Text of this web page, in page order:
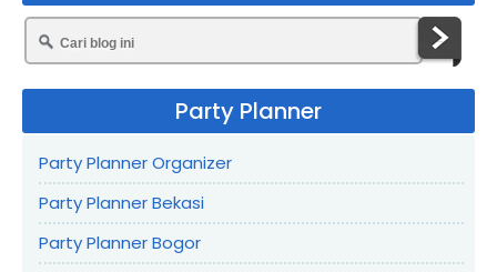
Party Planner
Party Planner Organizer
Party Planner Bekasi
Party Planner Bogor